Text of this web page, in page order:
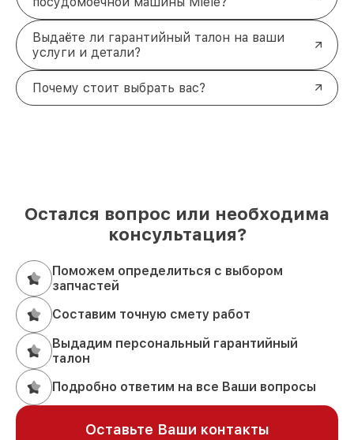
Выдаёте ли гарантийный талон на ваши
услуги и детали?
Почему стоит выбрать вас?
Остался вопрос или необходима
консультация?
Поможем определиться с выбором
запчастей
Составим точную смету работ
Выдадим персональный гарантийный
талон
Подробно ответим на все Ваши вопросы
Оставьте Ваши контакты